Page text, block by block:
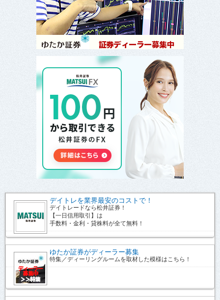
デイトレを業界最安のコストで！
デイトレードなら松井証券！
【一日信用取引】は
手数料・金利・貸株料が全て無料！
ゆたか証券がディーラー募集
特集／ディーリングルームを取材した模様はこちら！